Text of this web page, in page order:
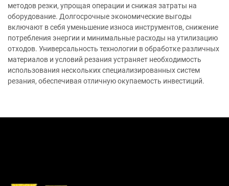
методов резки, упрощая операции и снижая затраты на
оборудование. Долгосрочные экономические выгоды
включают в себя уменьшение износа инструментов, снижение
потребления энергии и минимальные расходы на утилизацию
отходов. Универсальность технологии в обработке различных
материалов и условий резания устраняет необходимость
использования нескольких специализированных систем
резания, обеспечивая отличную окупаемость инвестиций.